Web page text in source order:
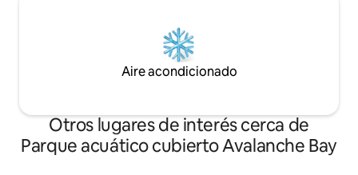
Aire acondicionado
Otros lugares de interés cerca de
Parque acuático cubierto Avalanche Bay